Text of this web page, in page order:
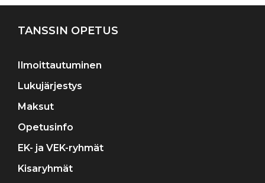
TANSSIN OPETUS
Ilmoittautuminen
Lukujärjestys
Maksut
Opetusinfo
EK- ja VEK-ryhmät
Kisaryhmät